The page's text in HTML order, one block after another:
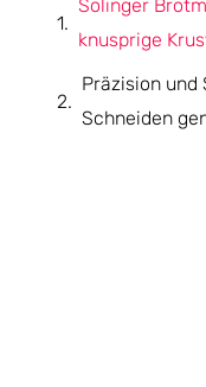
Solinger
knusprige
Präzision und
Schneiden